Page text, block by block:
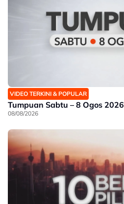
VIDEO TERKINI & POPULAR
Tumpuan Sabtu – 8 Ogos 2026
08/08/2026